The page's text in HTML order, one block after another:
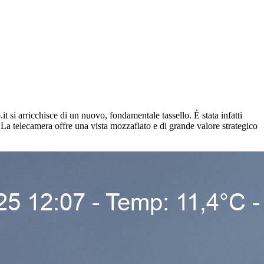
si arricchisce di un nuovo, fondamentale tassello. È stata infatti
telecamera offre una vista mozzafiato e di grande valore strategico